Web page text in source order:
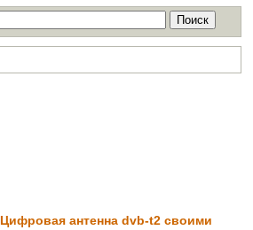
Цифровая антенна dvb-t2 своими